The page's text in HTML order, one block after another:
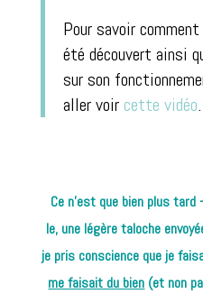
Pour savoir
été découvert ainsi
sur son
aller voir cette vidéo.
Ce n’est que bien plus tard
le, une légère taloche
je pris conscience que je
me faisait du bien (et non